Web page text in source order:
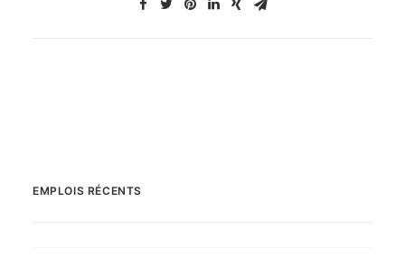
EMPLOIS RÉCENTS